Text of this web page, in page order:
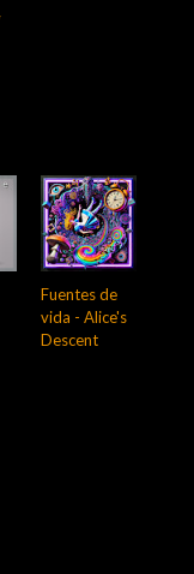
Fuentes de
vida - Alice's
Descent